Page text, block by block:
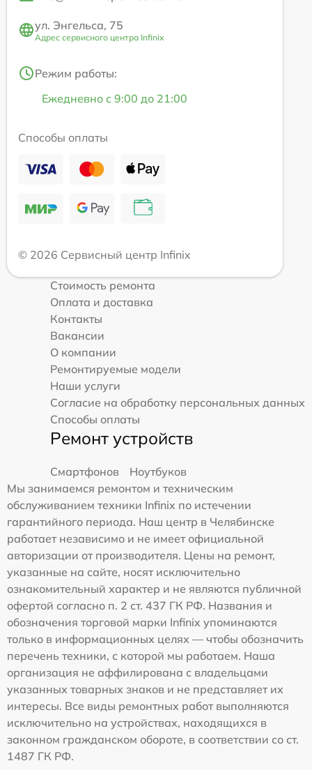
ул. Энгельса, 75
Адрес сервисного центра Infinix
Режим работы:
Ежедневно с 9:00 до 21:00
Способы оплаты
© 2026 Сервисный центр Infinix
Стоимость ремонта
Оплата и доставка
Контакты
Вакансии
О компании
Ремонтируемые модели
Наши услуги
Согласие на обработку персональных данных
Способы оплаты
Ремонт устройств
Смартфонов
Ноутбуков
Мы занимаемся ремонтом и техническим
обслуживанием техники Infinix по истечении
гарантийного периода. Наш центр в Челябинске
работает независимо и не имеет официальной
авторизации от производителя. Цены на ремонт,
указанные на сайте, носят исключительно
ознакомительный характер и не являются публичной
офертой согласно п. 2 ст. 437 ГК РФ. Названия и
обозначения торговой марки Infinix упоминаются
только в информационных целях — чтобы обозначить
перечень техники, с которой мы работаем. Наша
организация не аффилирована с владельцами
указанных товарных знаков и не представляет их
интересы. Все виды ремонтных работ выполняются
исключительно на устройствах, находящихся в
законном гражданском обороте, в соответствии со ст.
1487 ГК РФ.